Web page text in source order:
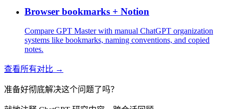
Browser bookmarks + Notion
Compare GPT Master with manual ChatGPT organization
systems like bookmarks, naming conventions, and copied
notes.
查看所有对比 →
准备好彻底解决这个问题了吗？